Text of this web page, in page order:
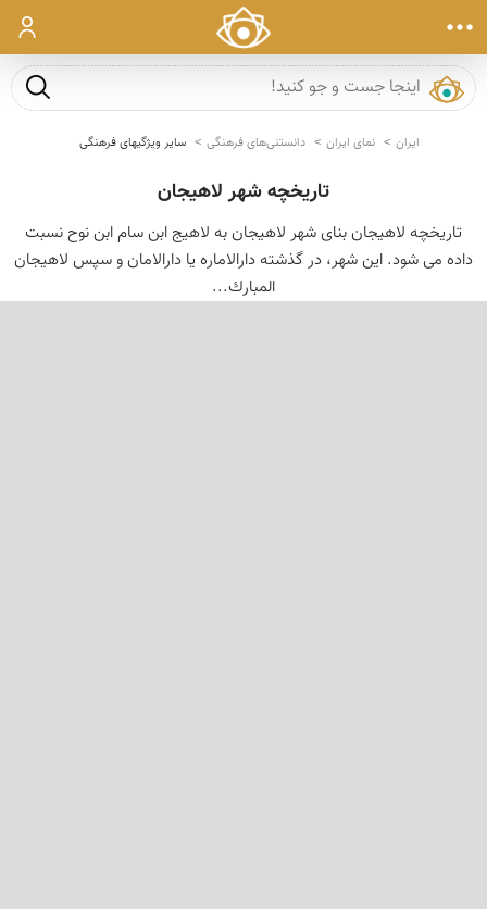
ورود
جست و
ایران نمای ایران دانستنی‌های فرهنگی سایر ویژگیهای فرهنگی
تاریخچه شهر لاهیجان
تاریخچه لاهیجان بنای شهر لاهیجان به لاهیج ابن سام ابن نوح نسبت
داده می شود. این شهر، در گذشته دارالاماره یا دارالامان و سپس لاهیجان
المبارك...